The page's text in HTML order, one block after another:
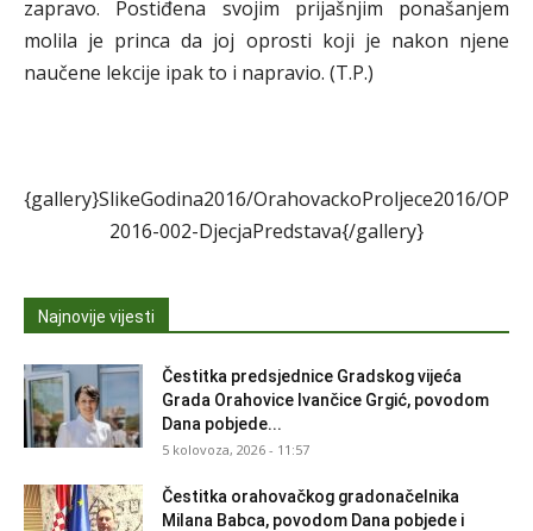
zapravo. Postiđena svojim prijašnjim ponašanjem
molila je princa da joj oprosti koji je nakon njene
naučene lekcije ipak to i napravio. (T.P.)
{gallery}SlikeGodina2016/OrahovackoProljece2016/OP
2016-002-DjecjaPredstava{/gallery}
Najnovije vijesti
Čestitka predsjednice Gradskog vijeća
Grada Orahovice Ivančice Grgić, povodom
Dana pobjede...
5 kolovoza, 2026 - 11:57
Čestitka orahovačkog gradonačelnika
Milana Babca, povodom Dana pobjede i